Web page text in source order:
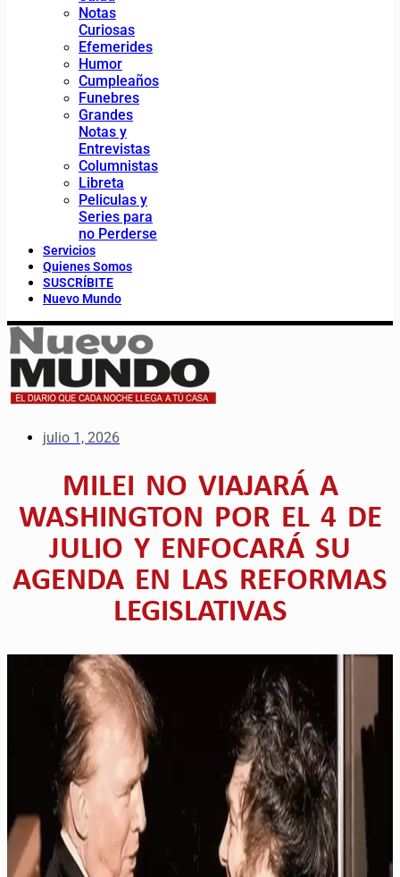
Notas
Curiosas
Efemerides
Humor
Cumpleaños
Funebres
Grandes
Notas y
Entrevistas
Columnistas
Libreta
Peliculas y
Series para
no Perderse
Servicios
Quienes Somos
SUSCRÍBITE
Nuevo Mundo
julio 1, 2026
MILEI NO VIAJARÁ A
WASHINGTON POR EL 4 DE
JULIO Y ENFOCARÁ SU
AGENDA EN LAS REFORMAS
LEGISLATIVAS